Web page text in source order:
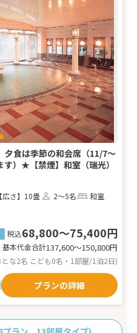
食は季節の和会席（11/7～
）★【禁煙】和室（瑞光）
【広さ】10畳 2～5名
和室
税込68,800～75,400円
基本代金合計137,600〜150,800円
とな2名 こども0名・1部屋/1泊2日)
プランの詳細